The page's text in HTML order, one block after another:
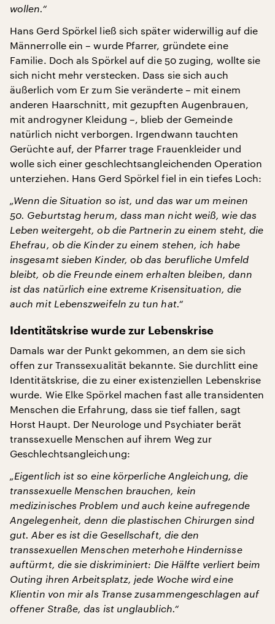
wollen.“
Hans Gerd Spörkel ließ sich später widerwillig auf die
Männerrolle ein – wurde Pfarrer, gründete eine
Familie. Doch als Spörkel auf die 50 zuging, wollte sie
sich nicht mehr verstecken. Dass sie sich auch
äußerlich vom Er zum Sie veränderte – mit einem
anderen Haarschnitt, mit gezupften Augenbrauen,
mit androgyner Kleidung –, blieb der Gemeinde
natürlich nicht verborgen. Irgendwann tauchten
Gerüchte auf, der Pfarrer trage Frauenkleider und
wolle sich einer geschlechtsangleichenden Operation
unterziehen. Hans Gerd Spörkel fiel in ein tiefes Loch:
„Wenn die Situation so ist, und das war um meinen
50. Geburtstag herum, dass man nicht weiß, wie das
Leben weitergeht, ob die Partnerin zu einem steht, die
Ehefrau, ob die Kinder zu einem stehen, ich habe
insgesamt sieben Kinder, ob das berufliche Umfeld
bleibt, ob die Freunde einem erhalten bleiben, dann
ist das natürlich eine extreme Krisensituation, die
auch mit Lebenszweifeln zu tun hat.“
Identitätskrise wurde zur Lebenskrise
Damals war der Punkt gekommen, an dem sie sich
offen zur Transsexualität bekannte. Sie durchlitt eine
Identitätskrise, die zu einer existenziellen Lebenskrise
wurde. Wie Elke Spörkel machen fast alle transidenten
Menschen die Erfahrung, dass sie tief fallen, sagt
Horst Haupt. Der Neurologe und Psychiater berät
transsexuelle Menschen auf ihrem Weg zur
Geschlechtsangleichung:
„Eigentlich ist so eine körperliche Angleichung, die
transsexuelle Menschen brauchen, kein
medizinisches Problem und auch keine aufregende
Angelegenheit, denn die plastischen Chirurgen sind
gut. Aber es ist die Gesellschaft, die den
transsexuellen Menschen meterhohe Hindernisse
auftürmt, die sie diskriminiert: Die Hälfte verliert beim
Outing ihren Arbeitsplatz, jede Woche wird eine
Klientin von mir als Transe zusammengeschlagen auf
offener Straße, das ist unglaublich.“